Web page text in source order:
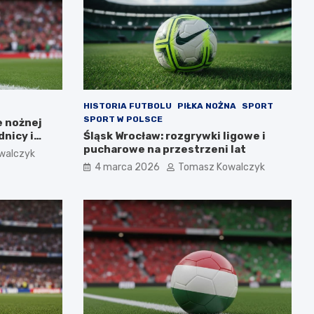
nożnej
i
HISTORIA FUTBOLU PIŁKA NOŻNA
SPORT
SPORT W POLSCE
Śląsk Wrocław: rozgrywki ligowe i
pucharowe na przestrzeni lat
4 marca 2026 Tomasz Kowalczyk